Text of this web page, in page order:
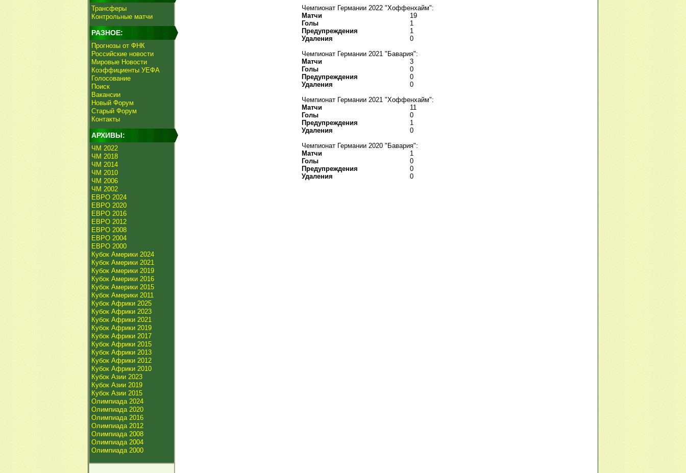
Трансферы
Контрольные матчи
РАЗНОЕ:
Прогнозы от ФНК
Российские новости
Мировые Новости
Коэффициенты УЕФА
Голосование
Поиск
Вакансии
Новый Форум
Старый Форум
Контакты
АРХИВЫ:
ЧМ 2022
ЧМ 2018
ЧМ 2014
ЧМ 2010
ЧМ 2006
ЧМ 2002
ЕВРО 2024
ЕВРО 2020
ЕВРО 2016
ЕВРО 2012
ЕВРО 2008
ЕВРО 2004
ЕВРО 2000
Кубок Америки 2024
Кубок Америки 2021
Кубок Америки 2019
Кубок Америки 2016
Кубок Америки 2015
Кубок Америки 2011
Кубок Африки 2025
Кубок Африки 2023
Кубок Африки 2021
Кубок Африки 2019
Кубок Африки 2017
Кубок Африки 2015
Кубок Африки 2013
Кубок Африки 2012
Кубок Африки 2010
Кубок Азии 2023
Кубок Азии 2019
Кубок Азии 2015
Олимпиада 2024
Олимпиада 2020
Олимпиада 2016
Олимпиада 2012
Олимпиада 2008
Олимпиада 2004
Олимпиада 2000
Чемпионат Германии 2022 "Хоффенхайм":
Матчи
19
Голы
1
Предупреждения
1
Удаления
0
Чемпионат Германии 2021 "Бавария":
Матчи
3
Голы
0
Предупреждения
0
Удаления
0
Чемпионат Германии 2021 "Хоффенхайм":
Матчи
11
Голы
0
Предупреждения
1
Удаления
0
Чемпионат Германии 2020 "Бавария":
Матчи
1
Голы
0
Предупреждения
0
Удаления
0